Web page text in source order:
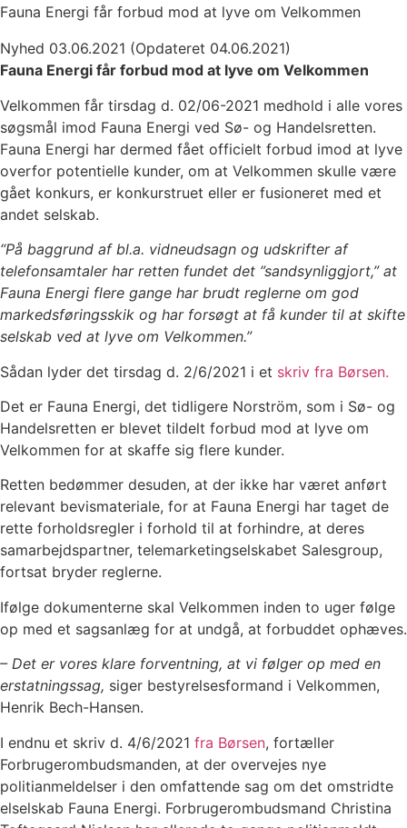
Fauna Energi får forbud mod at lyve om Velkommen
Nyhed 03.06.2021 (Opdateret 04.06.2021)
Fauna Energi får forbud mod at lyve om Velkommen
Velkommen får tirsdag d. 02/06-2021 medhold i alle vores
søgsmål imod Fauna Energi ved Sø- og Handelsretten.
Fauna Energi har dermed fået officielt forbud imod at lyve
overfor potentielle kunder, om at Velkommen skulle være
gået konkurs, er konkurstruet eller er fusioneret med et
andet selskab.
“På baggrund af bl.a. vidneudsagn og udskrifter af
telefonsamtaler har retten fundet det ”sandsynliggjort,” at
Fauna Energi flere gange har brudt reglerne om god
markedsføringsskik og har forsøgt at få kunder til at skifte
selskab ved at lyve om Velkommen.”
Sådan lyder det tirsdag d. 2/6/2021 i et skriv fra Børsen.
Det er Fauna Energi, det tidligere Norström, som i Sø- og
Handelsretten er blevet tildelt forbud mod at lyve om
Velkommen for at skaffe sig flere kunder.
Retten bedømmer desuden, at der ikke har været anført
relevant bevismateriale, for at Fauna Energi har taget de
rette forholdsregler i forhold til at forhindre, at deres
samarbejdspartner, telemarketingselskabet Salesgroup,
fortsat bryder reglerne.
Ifølge dokumenterne skal Velkommen inden to uger følge
op med et sagsanlæg for at undgå, at forbuddet ophæves.
– Det er vores klare forventning, at vi følger op med en
erstatningssag, siger bestyrelsesformand i Velkommen,
Henrik Bech-Hansen.
I endnu et skriv d. 4/6/2021 fra Børsen, fortæller
Forbrugerombudsmanden, at der overvejes nye
politianmeldelser i den omfattende sag om det omstridte
elselskab Fauna Energi. Forbrugerombudsmand Christina